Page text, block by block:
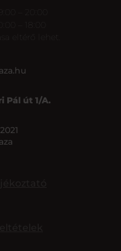
eltérő lehet.
Pál út 1/A.